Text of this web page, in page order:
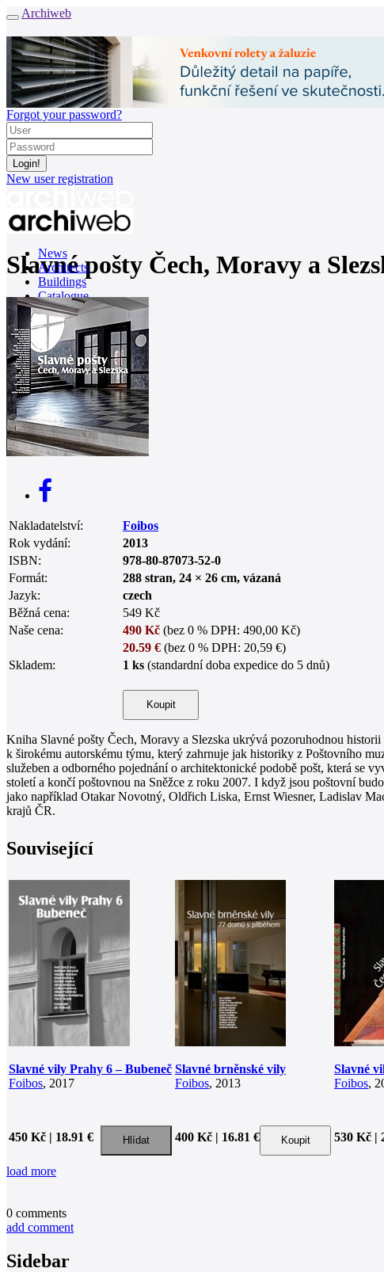
Archiweb
Forgot your password?
New user registration
News
Architects
Buildings
Catalogue
E-shop
Job find157
cz
0
Slavné pošty Čech, Moravy a
Nakladatelství:
Foibos
Rok vydání:
2013
ISBN:
978-80-87073-52-0
Formát:
288 stran, 24 × 26 cm, vázaná
Jazyk:
czech
Běžná cena:
549 Kč
Naše cena:
490 Kč (bez 0 % DPH: 490,00 Kč)
20.59 € (bez 0 % DPH: 20,59 €)
Skladem:
1 ks (standardní doba expedice do 5 dnů)
Kniha Slavné pošty Čech, Moravy a Slezska ukrývá pozoruhodnou
k širokému autorskému týmu, který zahrnuje jak historiky z Poštovního
služeben a odborného pojednání o architektonické podobě pošt, která se
století a končí poštovnou na Sněžce z roku 2007. I když jsou poštovní
jako například Otakar Novotný, Oldřich Liska, Ernst Wiesner, Ladislav
krajů ČR.
Související
Slavné vily Prahy 6 – Bubeneč
Foibos, 2017
450 Kč | 18.91 €
Slavné brněnské vily
Foibos, 2013
400 Kč | 16.81 €
Slavné
Foibos,
530 Kč |
load more
0 comments
add comment
Sidebar